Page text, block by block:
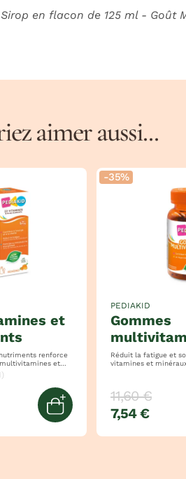
en flacon de 125 ml - Goût
aimer aussi...
renforce
Quick view
-35%
gommes
PEDIAKID
Réduit la fatigue et
vitamines et minéraux oursons en gomme
11,60 €
7,54 €